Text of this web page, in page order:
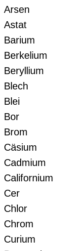
Arsen
Astat
Barium
Berkelium
Beryllium
Blech
Blei
Bor
Brom
Cäsium
Cadmium
Californium
Cer
Chlor
Chrom
Curium